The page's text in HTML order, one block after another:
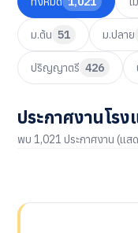
ม.ต้น 51 ม.ปลาย
ปริญญาตรี 426
ประกาศงานโรง
พบ 1,021 ประกาศงาน (แ